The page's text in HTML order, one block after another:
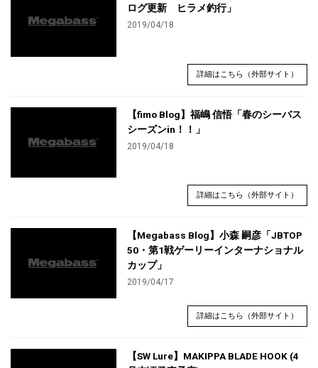
ログ更新 ヒラメ釣行」
2019/04/18
詳細はこちら（外部サイト）
【fimo Blog】福嶋 信悟「春のシーバス
シーズンin！！」
2019/04/18
詳細はこちら（外部サイト）
【Megabass Blog】小森 嗣彦「JBTOP
50・第1戦ゲーリーインターナショナル
カップ」
2019/04/17
詳細はこちら（外部サイト）
【SW Lure】MAKIPPA BLADE HOOK (4